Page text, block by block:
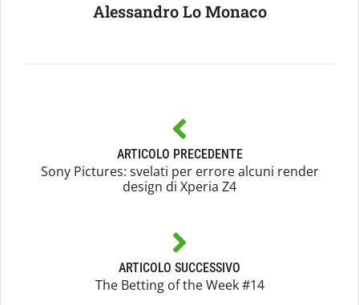
Alessandro Lo Monaco
ARTICOLO PRECEDENTE
Sony Pictures: svelati per errore alcuni render
design di Xperia Z4
ARTICOLO SUCCESSIVO
The Betting of the Week #14